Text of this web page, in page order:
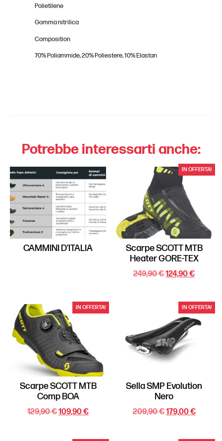
Polietilene
Gomma nitrilica
Composition
70% Poliammide, 20% Poliestere, 10% Elastan
Potrebbe interessarti anche:
CAMMINI D’ITALIA
IN OFFERTA!
Scarpe SCOTT MTB
Heater GORE-TEX
249,90€124,90€
IN OFFERTA!
Scarpe SCOTT MTB
Comp BOA
129,90€109,90€
IN OFFERTA!
Sella SMP Evolution
Nero
209,90€179,00€